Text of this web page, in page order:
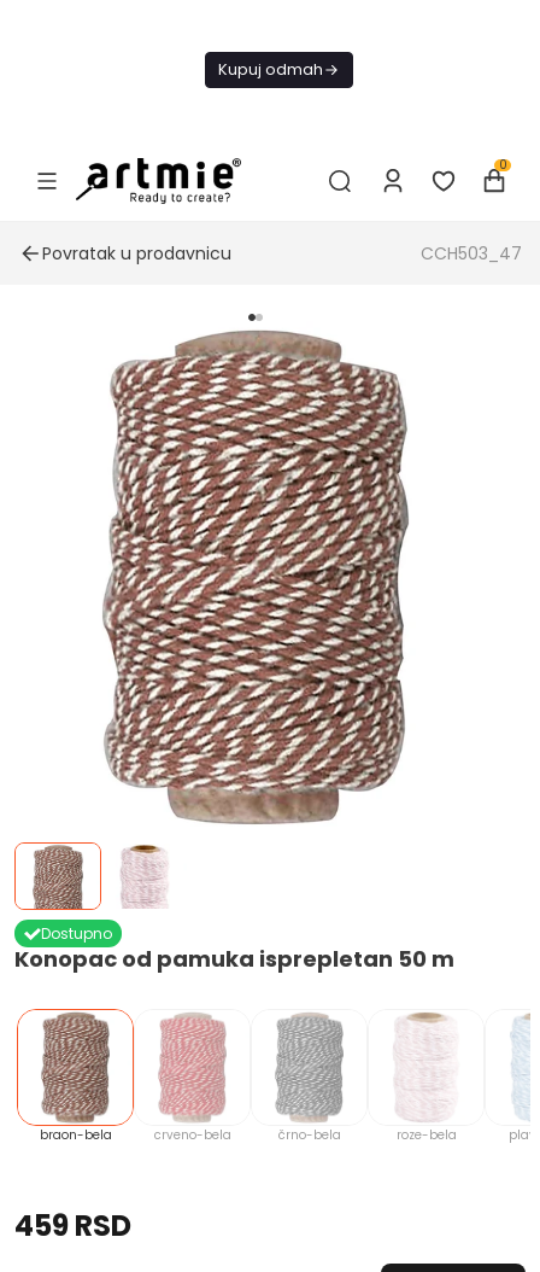
Kupuj odmah
0
Povratak u prodavnicu CCH503_47
Konopac od pamuka isprepletan 50 m
Dostupno
braon-bela crveno-bela črno-bela roze-bela
459 RSD